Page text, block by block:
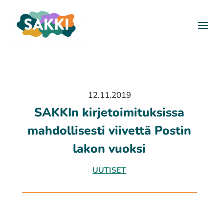
12.11.2019
SAKKIn kirjetoimituksissa
mahdollisesti viivettä Postin
lakon vuoksi
UUTISET